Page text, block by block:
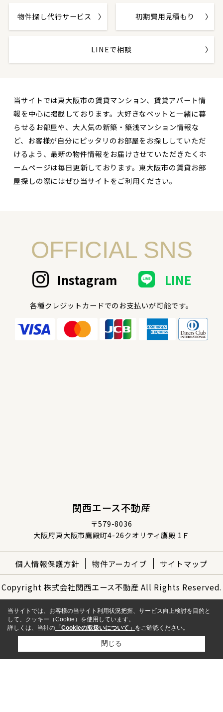
物件探し代行サービス 初期費用見積もり
LINEで相談
当サイトでは東大阪市の賃貸マンション、賃貸アパート情
報を中心に掲載しております。大好きなペットと一緒に暮
らせるお部屋や、大人気の新築・築浅マンション情報な
ど、お客様が自分にピッタリのお部屋をお探ししていただ
けるよう、最新の物件情報をお届けさせていただきたくホ
ームページは毎日更新しております。東大阪市の賃貸お部
屋探しの際にはぜひ当サイトをご利用ください。
OFFICIAL SNS
Instagram LINE
各種クレジットカードでのお支払いが可能です。
関西エース不動産
〒579-8036
大阪府東大阪市鷹殿町4-26クオリティ鷹殿 1Ｆ
個人情報保護方針 物件アーカイブ サイトマップ
Copyright 株式会社関西エース不動産 All Rights Reserved.
当サイトでは、お客様の当サイト利用状況把握、サービス向上検討を目的と
して、クッキー（Cookie）を使用しています。
詳しくは、当社の 「Cookieの取扱いについて」 をご確認ください。
閉じる